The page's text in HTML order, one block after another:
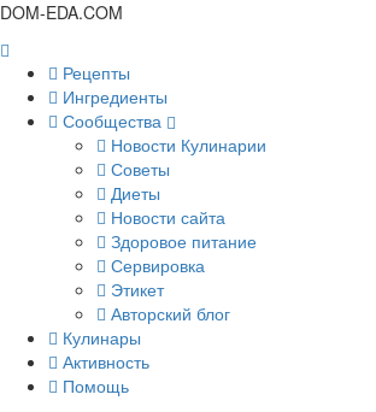
DOM-EDA.COM
Рецепты
Ингредиенты
Сообщества
Новости Кулинарии
Советы
Диеты
Новости сайта
Здоровое питание
Сервировка
Этикет
Авторский блог
Кулинары
Активность
Помощь